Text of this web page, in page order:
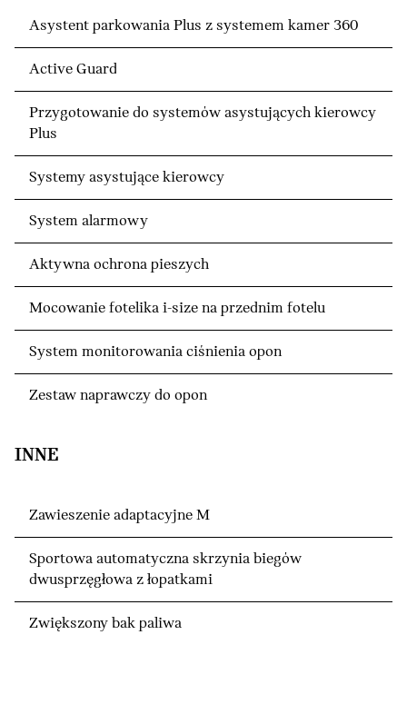
Asystent parkowania Plus z systemem kamer 360
Active Guard
Przygotowanie do systemów asystujących kierowcy
Plus
Systemy asystujące kierowcy
System alarmowy
Aktywna ochrona pieszych
Mocowanie fotelika i-size na przednim fotelu
System monitorowania ciśnienia opon
Zestaw naprawczy do opon
INNE
Zawieszenie adaptacyjne M
Sportowa automatyczna skrzynia biegów
dwusprzęgłowa z łopatkami
Zwiększony bak paliwa